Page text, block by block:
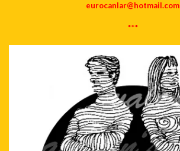
eurocanlar@hotmail.com
***